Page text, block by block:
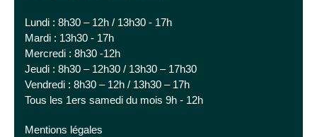
Lundi : 8h30 – 12h / 13h30 - 17h
Mardi : 13h30 - 17h
Mercredi : 8h30 -12h
Jeudi : 8h30 – 12h30 / 13h30 – 17h30
Vendredi : 8h30 – 12h / 13h30 – 17h
Tous les 1ers samedi du mois 9h - 12h
Mentions légales